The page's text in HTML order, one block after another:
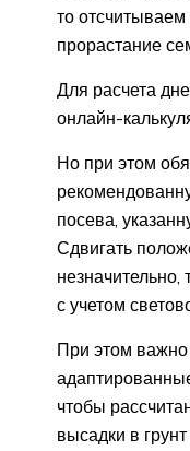
то
прорастание
Для расчета
онлайн-
Но при этом
посева,
Сдвигать
незначительно,
с учетом
При этом важно
чтобы
высадки в